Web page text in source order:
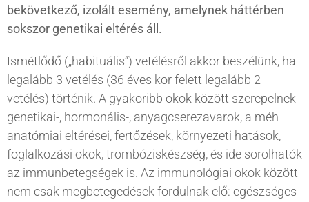
bekövetkező, izolált esemény, amelynek háttérben
sokszor genetikai eltérés áll.
Ismétlődő („habituális”) vetélésről akkor beszélünk, ha
legalább 3 vetélés (36 éves kor felett legalább 2
vetélés) történik. A gyakoribb okok között szerepelnek
genetikai-, hormonális-, anyagcserezavarok, a méh
anatómiai eltérései, fertőzések, környezeti hatások,
foglalkozási okok, trombóziskészség, és ide sorolhatók
az immunbetegségek is. Az immunológiai okok között
nem csak megbetegedések fordulnak elő: egészséges